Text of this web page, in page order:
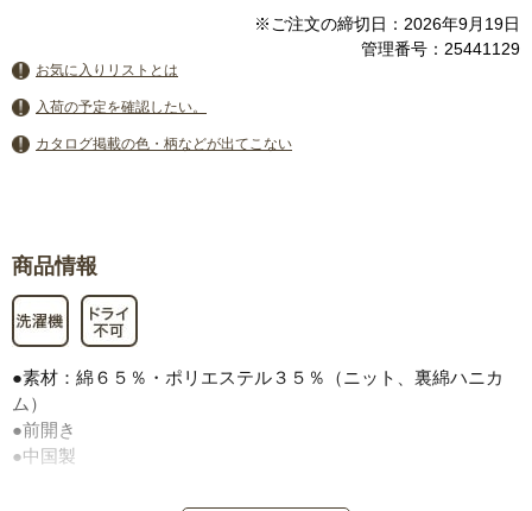
※ご注文の締切日：2026年9月19日
管理番号：25441129
お気に入りリストとは
入荷の予定を確認したい。
カタログ掲載の色・柄などが出てこない
商品情報
●素材：綿６５％・ポリエステル３５％（ニット、裏綿ハニカ
ム）
●前開き
●中国製